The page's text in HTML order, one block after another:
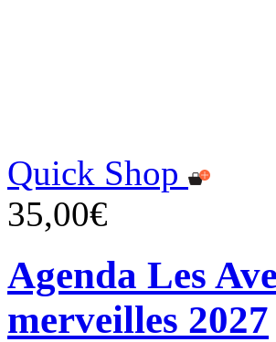
Quick Shop
35,00€
Agenda Les
merveilles 2027